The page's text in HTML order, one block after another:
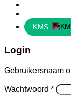
KMS
Login
Gebruikersnaam
Wachtwoord *